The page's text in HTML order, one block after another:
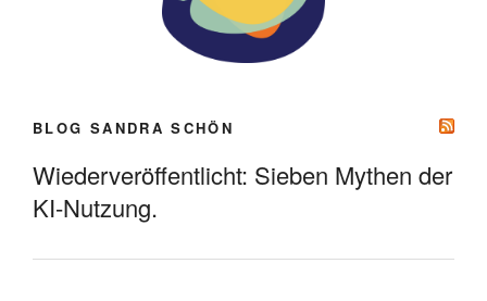
BLOG SANDRA SCHÖN
Wiederveröffentlicht: Sieben Mythen der
KI-Nutzung.